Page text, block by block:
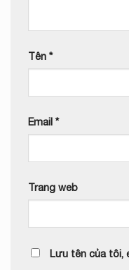
Tên *
Email *
Trang web
Lưu tên của tôi,